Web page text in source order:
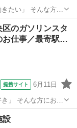
！ 基本は店内での
区のガソリンスタ
お仕事／最寄駅…
提携サイト 6月11日
す！ 基本は店内で
設